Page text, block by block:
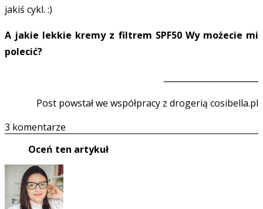
jakiś cykl. :)
A jakie lekkie kremy z filtrem SPF50 Wy możecie mi
polecić?
Post powstał we współpracy z drogerią cosibella.pl
3 komentarze
Oceń ten artykuł